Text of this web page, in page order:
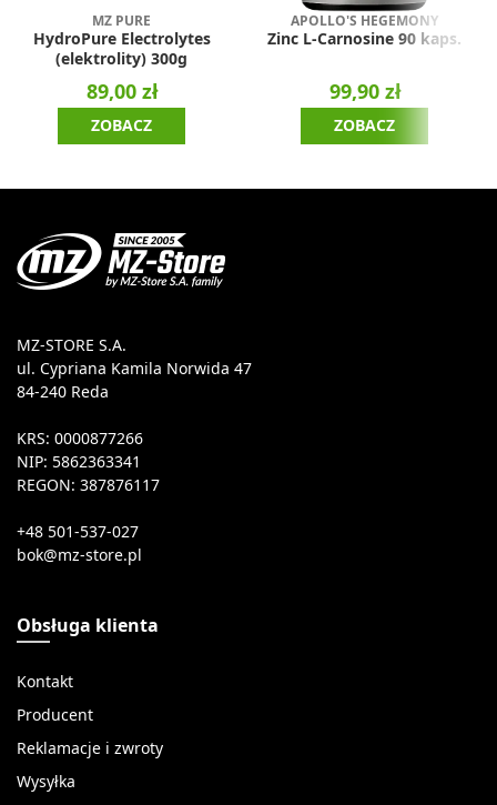
MZ PURE
HydroPure Electrolytes
(elektrolity) 300g
89,00 zł
ZOBACZ
APOLLO'S HEGEMONY
Zinc L-Carnosine 90 kaps.
99,90 zł
ZOBACZ
MZ-STORE S.A.
ul. Cypriana Kamila Norwida 47
84-240 Reda
KRS: 0000877266
NIP: 5862363341
REGON: 387876117
+48 501-537-027
Obsługa klienta
Kontakt
Producent
Reklamacje i zwroty
Wysyłka